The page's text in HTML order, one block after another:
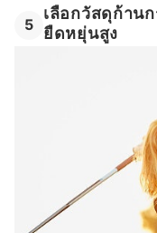
5
เลือกวัสดุก้าน
ยืดหยุ่นสูง